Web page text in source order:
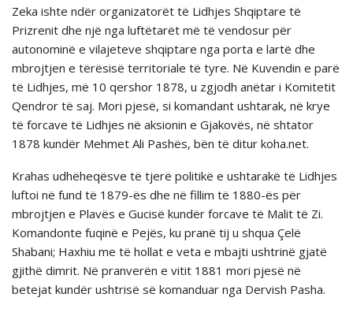
Zeka ishte ndër organizatorët të Lidhjes Shqiptare të
Prizrenit dhe një nga luftëtarët më të vendosur për
autonominë e vilajeteve shqiptare nga porta e lartë dhe
mbrojtjen e tërësisë territoriale të tyre. Në Kuvendin e parë
të Lidhjes, më 10 qershor 1878, u zgjodh anëtar i Komitetit
Qendror të saj. Mori pjesë, si komandant ushtarak, në krye
të forcave të Lidhjes në aksionin e Gjakovës, në shtator
1878 kundër Mehmet Ali Pashës, bën të ditur koha.net.
Krahas udhëheqësve të tjerë politikë e ushtarakë të Lidhjes
luftoi në fund të 1879-ës dhe në fillim të 1880-ës për
mbrojtjen e Plavës e Gucisë kundër forcave të Malit të Zi.
Komandonte fuqinë e Pejës, ku pranë tij u shqua Çelë
Shabani; Haxhiu me të hollat e veta e mbajti ushtrinë gjatë
gjithë dimrit. Në pranverën e vitit 1881 mori pjesë në
betejat kundër ushtrisë së komanduar nga Dervish Pasha.